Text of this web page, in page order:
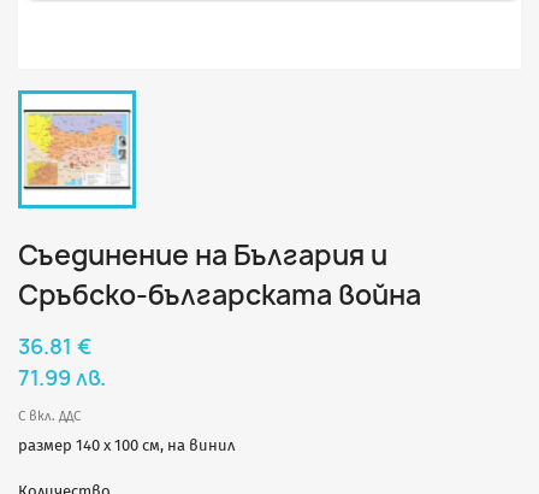
Съединение на България и
Сръбско-българската война
36.81 €
71.99 лв.
С вкл. ДДС
размер 140 х 100 см, на винил